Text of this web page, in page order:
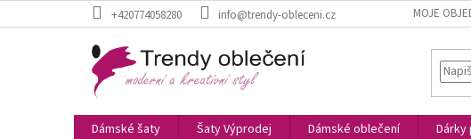
na
+420774058280 info@trendy-obleceni.cz MOJE
Dámské šaty Šaty Výprodej Dámské oblečení Dárky